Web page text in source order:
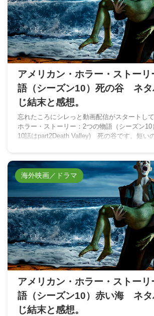
アメリカン・ホラー・ストー
語（シーズン10）死の谷 ネタ
じ結末と感想。
忘れたころにシレっと動画配信がスタートし
ホラー・ストーリー：2つの物語（シーズン10
10話はpart2Death Valley) 死の谷です。短い
海外映画／ドラマ
アメリカン・ホラー・ストー
語（シーズン10）赤い海 ネタ
じ結末と感想。